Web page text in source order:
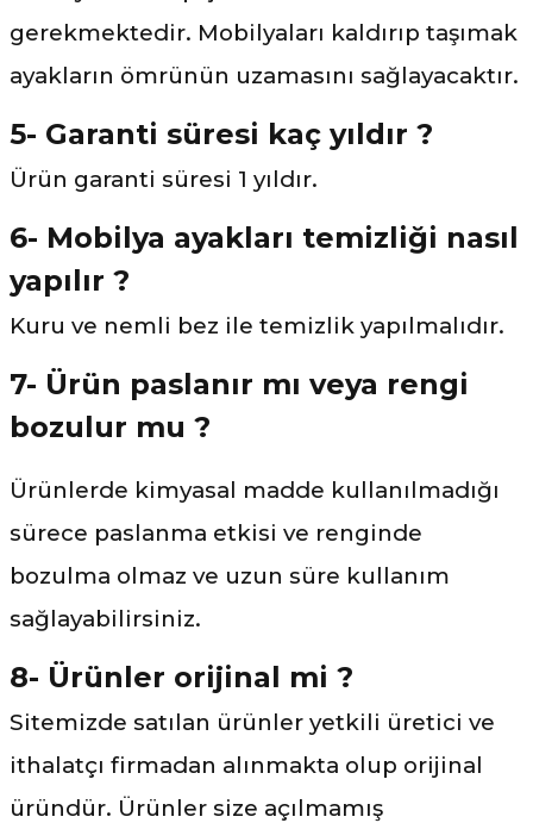
gerekmektedir. Mobilyaları kaldırıp taşımak
ayakların ömrünün uzamasını sağlayacaktır.
5- Garanti süresi kaç yıldır ?
Ürün garanti süresi 1 yıldır.
6- Mobilya ayakları temizliği nasıl
yapılır ?
Kuru ve nemli bez ile temizlik yapılmalıdır.
7- Ürün paslanır mı veya rengi
bozulur mu ?
Ürünlerde kimyasal madde kullanılmadığı
sürece paslanma etkisi ve renginde
bozulma olmaz ve uzun süre kullanım
sağlayabilirsiniz.
8- Ürünler orijinal mi ?
Sitemizde satılan ürünler yetkili üretici ve
ithalatçı firmadan alınmakta olup orijinal
üründür. Ürünler size açılmamış